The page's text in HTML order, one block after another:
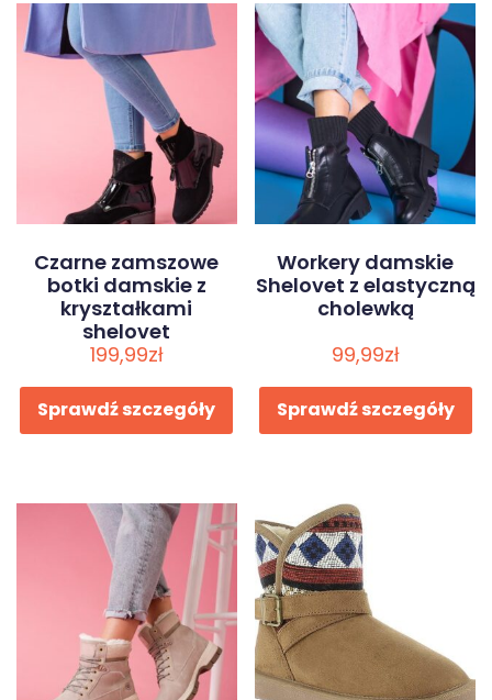
Czarne zamszowe
botki damskie z
kryształkami
shelovet
199,99zł
Sprawdź szczegóły
Workery damskie
Shelovet z elastyczną
cholewką
99,99zł
Sprawdź szczegóły